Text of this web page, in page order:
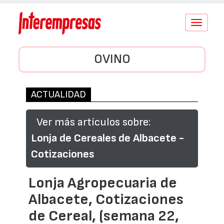
Conmutar
OVINO
ACTUALIDAD
Ver más artículos sobre:
Lonja de Cereales de Albacete -
Cotizaciones
Lonja Agropecuaria de
Albacete, Cotizaciones
de Cereal, (semana 22,